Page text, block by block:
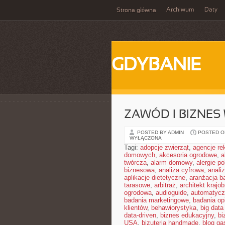
Strona główna Archiwum Daty
GDYBANIE
ZAWÓD I BIZNES
POSTED BY ADMIN POSTED
WYŁĄCZONA
Tagi: adopcje zwierząt, agencje
domowych, akcesoria ogrodowe,
twórcza, alarm domowy, alergie
biznesowa, analiza cyfrowa,
aplikacje dietetyczne, aranżacja
tarasowe, arbitraż, architekt
ogrodowa, audioguide,
badania marketingowe, badania
klientów, behawiorystyka, big
data-driven, biznes edukacyjny,
USA, bizuteria handmade, blog